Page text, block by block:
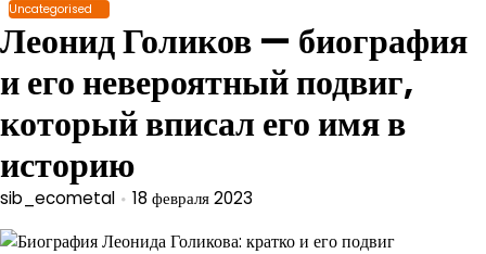
Uncategorised
Леонид Голиков — биография
и его невероятный подвиг,
который вписал его имя в
историю
sib_ecometal 18 февраля 2023